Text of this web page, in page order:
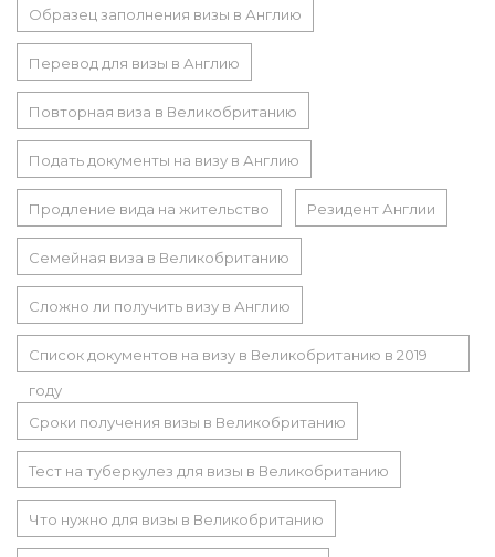
Образец заполнения визы в Англию
Перевод для визы в Англию
Повторная виза в Великобританию
Подать документы на визу в Англию
Продление вида на жительство Резидент Англии
Семейная виза в Великобританию
Сложно ли получить визу в Англию
Список документов на визу в Великобританию в 2019
году
Сроки получения визы в Великобританию
Тест на туберкулез для визы в Великобританию
Что нужно для визы в Великобританию